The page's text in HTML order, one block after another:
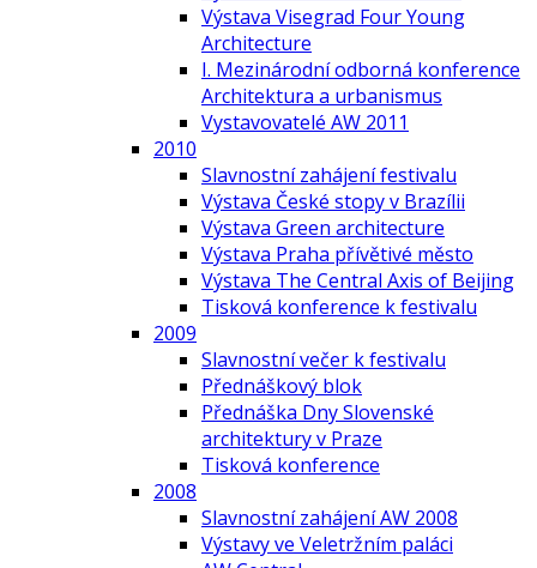
Výstava Visegrad Four Young
Architecture
I. Mezinárodní odborná konference
Architektura a urbanismus
Vystavovatelé AW 2011
2010
Slavnostní zahájení festivalu
Výstava České stopy v Brazílii
Výstava Green architecture
Výstava Praha přívětivé město
Výstava The Central Axis of Beijing
Tisková konference k festivalu
2009
Slavnostní večer k festivalu
Přednáškový blok
Přednáška Dny Slovenské
architektury v Praze
Tisková konference
2008
Slavnostní zahájení AW 2008
Výstavy ve Veletržním paláci